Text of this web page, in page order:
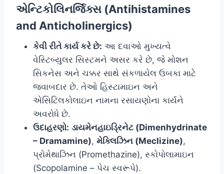
એન્ટિકોલિનર્જિક્સ (Antihistamines
and Anticholinergics)
કેવી રીતે કાર્ય કરે છે: આ દવાઓ મુખ્યત્વે
વેસ્ટિબ્યુલર સિસ્ટમને અસર કરે છે, જે મોશન
સિકનેસ અને ચક્કર સાથે સંકળાયેલ ઉબકા માટે
જવાબદાર છે. તેઓ હિસ્ટામાઇન અને
એસિટિલકોલાઇન નામના રસાયણોના કાર્યને
અવરોધે છે.
ઉદાહરણો: ડાયમેનહાઇડ્રિનેટ (Dimenhydrinate
– Dramamine), મેક્લિઝિન (Meclizine),
પ્રોમેથાઝિન (Promethazine), સ્કોપોલામાઇન
(Scopolamine – પેચ સ્વરૂપે).